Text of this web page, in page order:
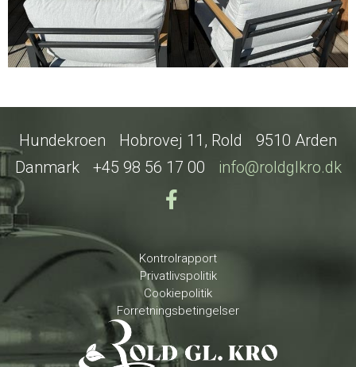
Hundekroen Hobrovej 11, Rold
9510 Arden
Danmark
+45 98 56 17 00 info@roldglkro.dk
Kontrolrapport
Privatlivspolitik
Cookiepolitik
Forretningsbetingelser